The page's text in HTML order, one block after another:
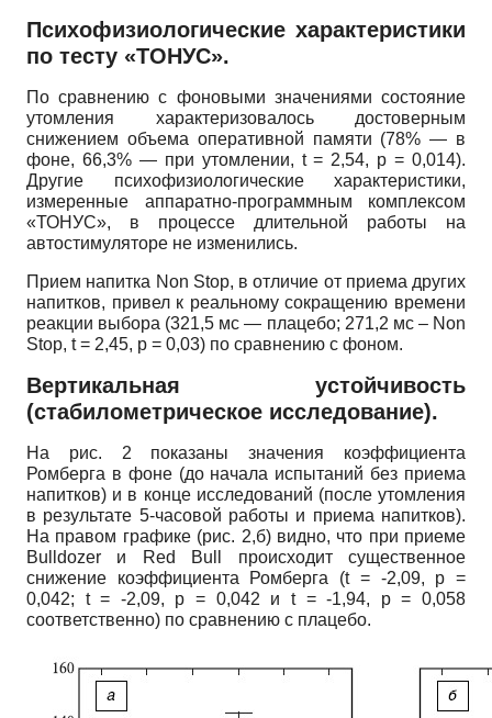
Психофизиологические характеристики
по тесту «ТОНУС».
По сравнению с фоновыми значениями состояние
утомления характеризовалось достоверным
снижением объема оперативной памяти (78% — в
фоне, 66,3% — при утомлении, t = 2,54, р = 0,014).
Другие психофизиологические характеристики,
измеренные аппаратно-программным комплексом
«ТОНУС», в процессе длительной работы на
автостимуляторе не изменились.
Прием напитка Non Stop, в отличие от приема других
напитков, привел к реальному сокращению времени
реакции выбора (321,5 мс — плацебо; 271,2 мс – Non
Stop, t = 2,45, p = 0,03) по сравнению с фоном.
Вертикальная устойчивость
(стабилометрическое исследование).
На рис. 2 показаны значения коэффициента
Ромберга в фоне (до начала испытаний без приема
напитков) и в конце исследований (после утомления
в результате 5-часовой работы и приема напитков).
На правом графике (рис. 2,б) видно, что при приеме
Bulldozer и Red Bull происходит существенное
снижение коэффициента Ромберга (t = -2,09, р =
0,042; t = -2,09, р = 0,042 и t = -1,94, р = 0,058
соответственно) по сравнению с плацебо.